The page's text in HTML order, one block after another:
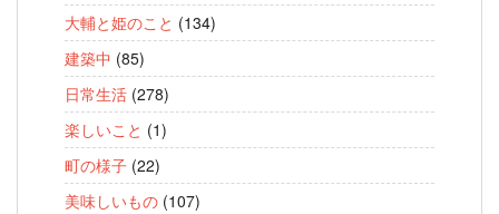
大輔と姫のこと (134)
建築中 (85)
日常生活 (278)
楽しいこと (1)
町の様子 (22)
美味しいもの (107)